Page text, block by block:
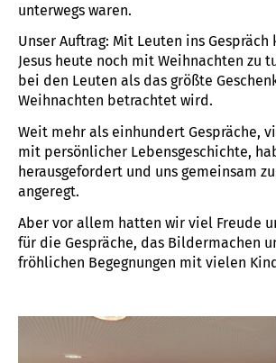
unterwegs waren.
Unser Auftrag: Mit Leuten ins Gespräch
Jesus heute noch mit Weihnachten zu
bei den Leuten als das größte
Weihnachten betrachtet wird.
Weit mehr als einhundert Gespräche,
mit persönlicher Lebensgeschichte,
herausgefordert und uns gemeinsam
angeregt.
Aber vor allem hatten wir viel Freude
für die Gespräche, das Bildermachen
fröhlichen Begegnungen mit vielen